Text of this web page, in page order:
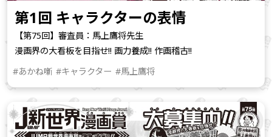
第1回 キャラクターの表情
【第75回】審査員：馬上鷹将先生
漫画界の大看板を目指せ!! 画力養成!! 作画稽古!!
#あかね噺 #キャラクター #馬上鷹将